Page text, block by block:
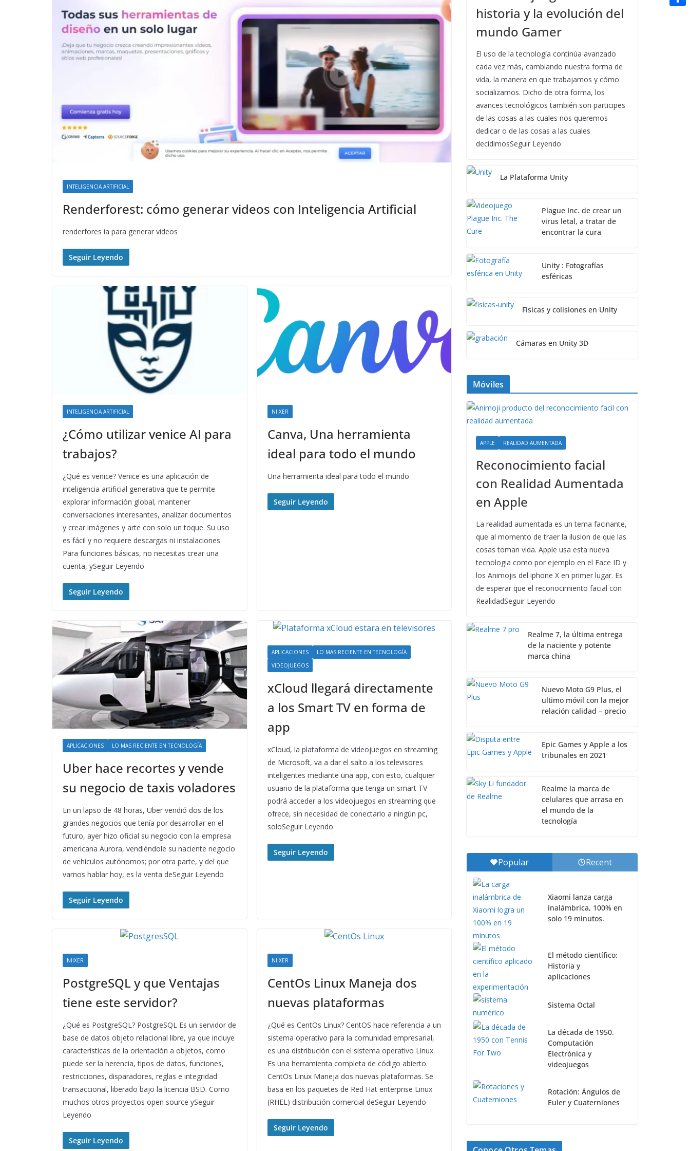
INTELIGENCIA ARTIFICIAL
Renderforest: cómo generar videos con Inteligencia Artificial
renderfores ia para generar videos
Seguir Leyendo
INTELIGENCIA ARTIFICIAL
¿Cómo utilizar venice AI para
trabajos?
¿Qué es venice? Venice es una aplicación de
inteligencia artificial generativa que te permite
explorar información global, mantener
conversaciones interesantes, analizar documentos
y crear imágenes y arte con solo un toque. Su uso
es fácil y no requiere descargas ni instalaciones.
Para funciones básicas, no necesitas crear una
cuenta, ySeguir Leyendo
Seguir Leyendo
NIIXER
Canva, Una herramienta
ideal para todo el mundo
Una herramienta ideal para todo el mundo
Seguir Leyendo
APLICACIONES LO MAS RECIENTE EN TECNOLOGÍA
Uber hace recortes y vende
su negocio de taxis voladores
En un lapso de 48 horas, Uber vendió dos de los
grandes negocios que tenía por desarrollar en el
futuro, ayer hizo oficial su negocio con la empresa
americana Aurora, vendiéndole su naciente negocio
de vehículos autónomos; por otra parte, y del que
vamos hablar hoy, es la venta deSeguir Leyendo
Seguir Leyendo
APLICACIONES
LO MAS RECIENTE EN TECNOLOGÍA
VIDEOJUEGOS
xCloud llegará directamente
a los Smart TV en forma de
app
xCloud, la plataforma de videojuegos en streaming
de Microsoft, va a dar el salto a los televisores
inteligentes mediante una app, con esto, cualquier
usuario de la plataforma que tenga un smart TV
podrá acceder a los videojuegos en streaming que
ofrece, sin necesidad de conectarlo a ningún pc,
soloSeguir Leyendo
Seguir Leyendo
NIIXER
PostgreSQL y que Ventajas
tiene este servidor?
¿Qué es PostgreSQL? PostgreSQL Es un servidor de
base de datos objeto relacional libre, ya que incluye
características de la orientación a objetos, como
puede ser la herencia, tipos de datos, funciones,
restricciones, disparadores, reglas e integridad
transaccional, liberado bajo la licencia BSD. Como
muchos otros proyectos open source ySeguir
Leyendo
Seguir Leyendo
NIIXER
CentOs Linux Maneja dos
nuevas plataformas
¿Qué es CentOs Linux? CentOS hace referencia a un
sistema operativo para la comunidad empresarial,
es una distribución con el sistema operativo Linux.
Es una herramienta completa de código abierto.
CentOs Linux Maneja dos nuevas plataformas. Se
basa en los paquetes de Red Hat enterprise Linux
(RHEL) distribución comercial deSeguir Leyendo
Seguir Leyendo
historia y la evolución del
mundo Gamer
El uso de la tecnología continúa avanzado
cada vez más, cambiando nuestra forma de
vida, la manera en que trabajamos y cómo
socializamos. Dicho de otra forma, los
avances tecnológicos también son participes
de las cosas a las cuales nos queremos
dedicar o de las cosas a las cuales
decidimosSeguir Leyendo
La Plataforma Unity
Plague Inc. de crear un
virus letal, a tratar de
encontrar la cura
Unity : Fotografías
esféricas
Físicas y colisiones en Unity
Cámaras en Unity 3D
Móviles
APPLE REALIDAD AUMENTADA
Reconocimiento facial
con Realidad Aumentada
en Apple
La realidad aumentada es un tema facinante,
que al momento de traer la ilusion de que las
cosas toman vida. Apple usa esta nueva
tecnologia como por ejemplo en el Face ID y
los Animojis del iphone X en primer lugar. Es
de esperar que el reconocimiento facial con
RealidadSeguir Leyendo
Realme 7, la última entrega
de la naciente y potente
marca china
Nuevo Moto G9 Plus, el
ultimo móvil con la mejor
relación calidad – precio
Epic Games y Apple a los
tribunales en 2021
Realme la marca de
celulares que arrasa en
el mundo de la
tecnología
Popular Recent
Xiaomi lanza carga
inalámbrica, 100% en
solo 19 minutos.
El método científico:
Historia y
aplicaciones
Sistema Octal
La década de 1950.
Computación
Electrónica y
videojuegos
Rotación: Ángulos de
Euler y Cuaterniones
n
a